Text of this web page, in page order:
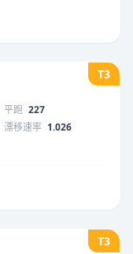
T3
平跑 227
漂移速率 1.026
T3